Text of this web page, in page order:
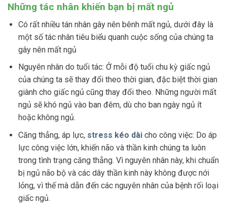
Những tác nhân khiến bạn bị mất ngủ
Có rất nhiều tán nhân gây nên bênh mất ngủ, dưới đây là
một số tác nhân tiêu biểu quanh cuộc sống của chúng ta
gây nên mất ngủ
Nguyên nhân do tuổi tác: Ở mỗi độ tuổi chu kỳ giấc ngủ
của chúng ta sẽ thay đổi theo thời gian, đặc biệt thời gian
giành cho giấc ngủ cũng thay đổi theo. Những người mất
ngủ sẽ khó ngủ vào ban đêm, dù cho ban ngày ngủ ít
hoặc không ngủ.
Căng thẳng, áp lực, stress kéo dàicho công việc: Do áp
lực công việc lớn, khiến não và thần kinh chúng ta luôn
trong tình trạng căng thẳng. Vì nguyên nhân này, khi chuẩn
bị ngủ não bộ và các dây thần kinh này không được nới
lỏng, vì thế mà dẫn đến các nguyên nhân của bệnh rối loại
giấc ngủ.